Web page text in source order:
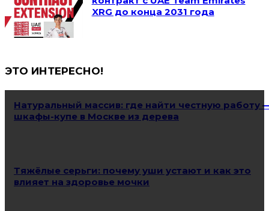
XRG до конца 2031 года
ЭТО ИНТЕРЕСНО!
Натуральный массив: где найти честную работу
шкафы-купе в Москве из дерева
Тяжёлые серьги: почему уши устают и как это
влияет на здоровье мочки